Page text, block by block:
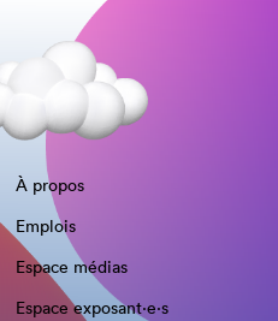
À propos
Emplois
Espace médias
Espace exposant·e⋅s